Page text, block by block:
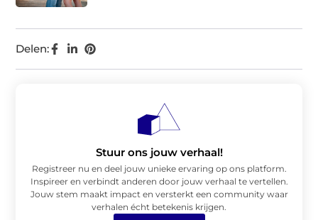
Delen:
Stuur ons jouw verhaal!
Registreer nu en deel jouw unieke ervaring op ons platform.
Inspireer en verbindt anderen door jouw verhaal te vertellen.
Jouw stem maakt impact en versterkt een community waar
verhalen écht betekenis krijgen.